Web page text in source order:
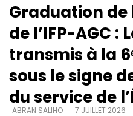
Graduation de
de l’IFP-AGC :
transmis à la
sous le signe
du service de
ABRAN SALIHO 7 JUILLET 2026